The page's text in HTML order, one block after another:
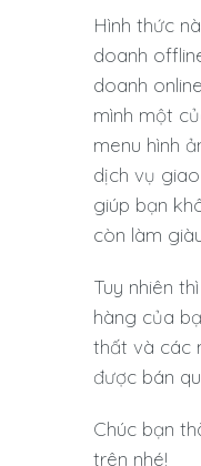
Hình thức
doanh
doanh
mình một
menu hình
dịch vụ
giúp bạn
còn làm
Tuy nhiên
hàng của
thất và các
được bán
Chúc bạn
trên nhé!